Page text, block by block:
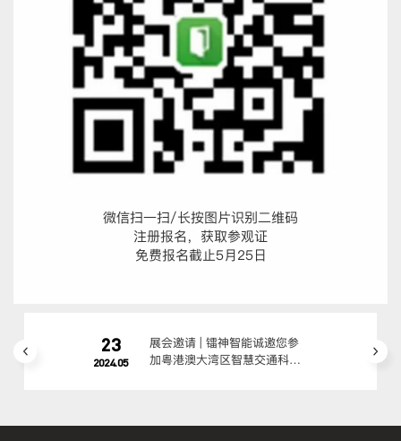
微信扫一扫/长按图片识别二维码
注册报名，获取参观证
免费报名截止5月25日
23
2024.05
展会邀请 | 镭神智能诚邀您参
加粤港澳大湾区智慧交通科技